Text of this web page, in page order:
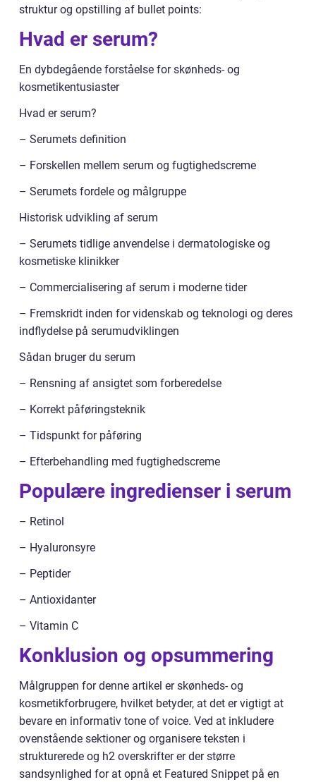
struktur og opstilling af bullet points:
Hvad er serum?
En dybdegående forståelse for skønheds- og
kosmetikentusiaster
Hvad er serum?
– Serumets definition
– Forskellen mellem serum og fugtighedscreme
– Serumets fordele og målgruppe
Historisk udvikling af serum
– Serumets tidlige anvendelse i dermatologiske og
kosmetiske klinikker
– Commercialisering af serum i moderne tider
– Fremskridt inden for videnskab og teknologi og deres
indflydelse på serumudviklingen
Sådan bruger du serum
– Rensning af ansigtet som forberedelse
– Korrekt påføringsteknik
– Tidspunkt for påføring
– Efterbehandling med fugtighedscreme
Populære ingredienser i serum
– Retinol
– Hyaluronsyre
– Peptider
– Antioxidanter
– Vitamin C
Konklusion og opsummering
Målgruppen for denne artikel er skønheds- og
kosmetikforbrugere, hvilket betyder, at det er vigtigt at
bevare en informativ tone of voice. Ved at inkludere
ovenstående sektioner og organisere teksten i
strukturerede og h2 overskrifter er der større
sandsynlighed for at opnå et Featured Snippet på en